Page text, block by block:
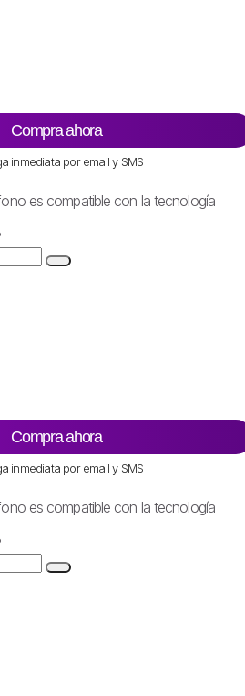
Compra ahora
inmediata por email y SMS
es compatible con la tecnología
Compra ahora
inmediata por email y SMS
es compatible con la tecnología